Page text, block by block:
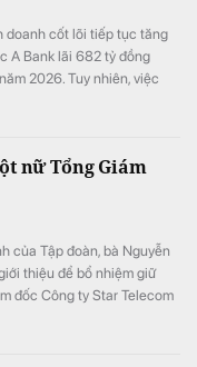
doanh cốt lõi tiếp tục tăng
A Bank lãi 682 tỷ đồng
2026. Tuy nhiên, việc
nữ Tổng Giám
của Tập đoàn, bà Nguyễn
thiệu để bổ nhiệm giữ
đốc Công ty Star Telecom